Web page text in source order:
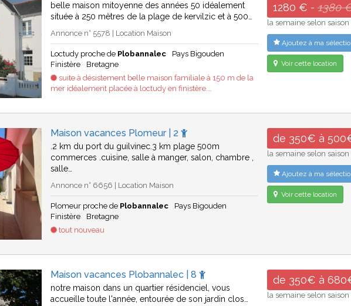
belle maison mitoyenne des années 50 idéalement
située à 250 mètres de la plage de kervilzic et à 500…
Annonce n° 5578 | Location Maison
Loctudy proche de Plobannalec
Pays Bigouden
Finistère
Bretagne
suite à désistement belle maison familiale à 150 m de la
mer idéalement placée à loctudy en finistère.…
1280 € -1380
la semaine selon saison
Ajoutez à ma
Voir cette location
Maison vacances Plomeur | 2
.2 km du port du guilvinec.3 km plage 500m
commerces .cuisine, salle à manger, salon, chambre ,
salle…
Annonce n° 6656 | Location Maison
Plomeur proche de Plobannalec
Pays Bigouden
Finistère
Bretagne
tout nouveau
de 350€ à
la semaine selon saison
Ajoutez à ma
Voir cette location
Maison vacances Plobannalec | 8
notre maison dans un quartier résidenciel, vous
accueille toute l'année, entourée de son jardin clos…
de 350€ à
la semaine selon saison